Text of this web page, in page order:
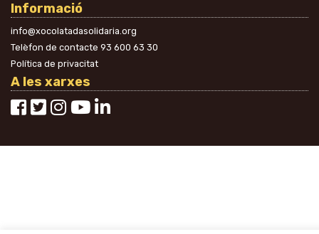
Informació
info@xocolatadasolidaria.org
Telèfon de contacte 93 600 63 30
Política de privacitat
A les xarxes